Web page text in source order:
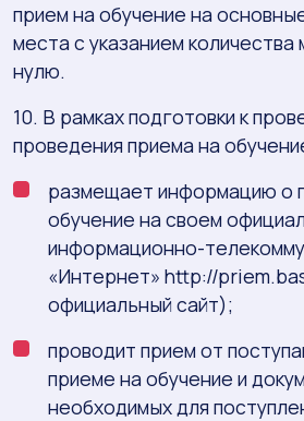
прием на обучение на
места с указанием количества
нулю.
10. В рамках подготовки к
проведения приема на
размещает информацию о
обучение на своем
информационно-
«Интернет» http://
официальный сайт);
проводит прием от
приеме на обучение и
необходимых для